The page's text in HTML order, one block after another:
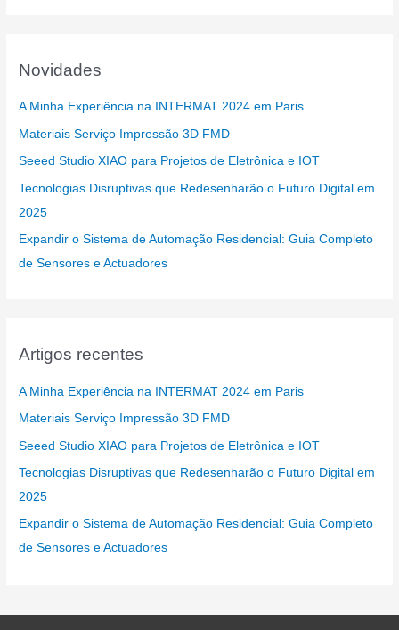
Novidades
A Minha Experiência na INTERMAT 2024 em Paris
Materiais Serviço Impressão 3D FMD
Seeed Studio XIAO para Projetos de Eletrônica e IOT
Tecnologias Disruptivas que Redesenharão o Futuro Digital em
2025
Expandir o Sistema de Automação Residencial: Guia Completo
de Sensores e Actuadores
Artigos recentes
A Minha Experiência na INTERMAT 2024 em Paris
Materiais Serviço Impressão 3D FMD
Seeed Studio XIAO para Projetos de Eletrônica e IOT
Tecnologias Disruptivas que Redesenharão o Futuro Digital em
2025
Expandir o Sistema de Automação Residencial: Guia Completo
de Sensores e Actuadores